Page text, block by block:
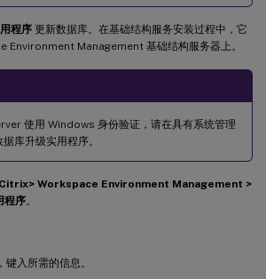
程序 更新数据库。在基础结构服务安装过程中，它
Environment Management 基础结构服务器上。
使用 Windows 身份验证，请在具有系统管理
库升级实用程序。
Citrix> Workspace Environment Management >
程序。
入所需的信息。